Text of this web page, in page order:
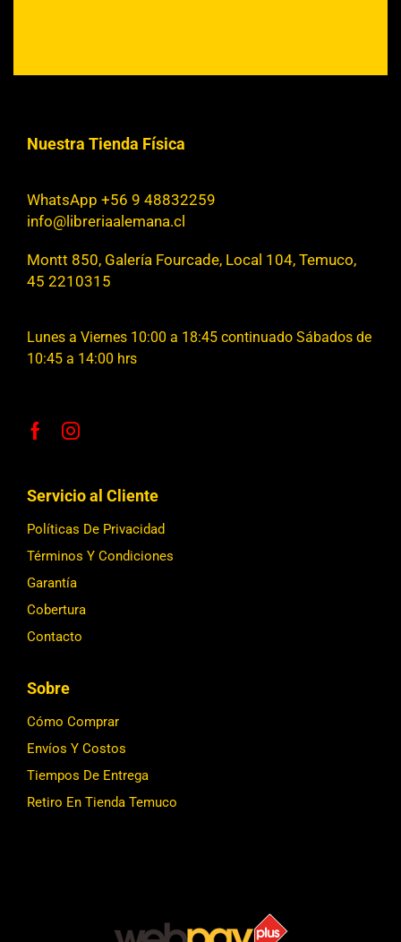
Nuestra Tienda Física
WhatsApp +56 9 48832259
info@libreriaalemana.cl
Montt 850, Galería Fourcade, Local 104, Temuco,
45 2210315
Lunes a Viernes 10:00 a 18:45 continuado Sábados de
10:45 a 14:00 hrs
Servicio al Cliente
Políticas De Privacidad
Términos Y Condiciones
Garantía
Cobertura
Contacto
Sobre
Cómo Comprar
Envíos Y Costos
Tiempos De Entrega
Retiro En Tienda Temuco